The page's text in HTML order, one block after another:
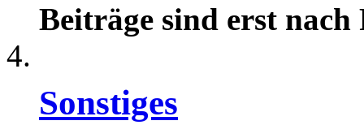
Beiträge sind erst
Sonstiges